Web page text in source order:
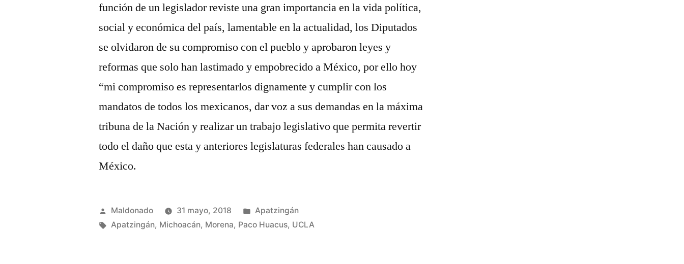
función de un legislador reviste una gran importancia en la vida política,
social y económica del país, lamentable en la actualidad, los Diputados
se olvidaron de su compromiso con el pueblo y aprobaron leyes y
reformas que solo han lastimado y empobrecido a México, por ello hoy
“mi compromiso es representarlos dignamente y cumplir con los
mandatos de todos los mexicanos, dar voz a sus demandas en la máxima
tribuna de la Nación y realizar un trabajo legislativo que permita revertir
todo el daño que esta y anteriores legislaturas federales han causado a
México.
Publicado
por
Maldonado 31 mayo, 2018
Publicada
en
Apatzingán
Etiquetas:
Apatzingán, Michoacán, Morena, Paco Huacus, UCLA